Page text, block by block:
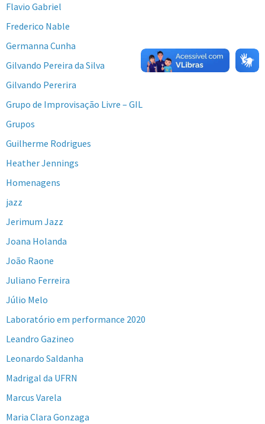
Flavio Gabriel
Frederico Nable
Germanna Cunha
Gilvando Pereira da Silva
Gilvando Pererira
Grupo de Improvisação Livre – GIL
Grupos
Guilherme Rodrigues
Heather Jennings
Homenagens
jazz
Jerimum Jazz
Joana Holanda
João Raone
Juliano Ferreira
Júlio Melo
Laboratório em performance 2020
Leandro Gazineo
Leonardo Saldanha
Madrigal da UFRN
Marcus Varela
Maria Clara Gonzaga